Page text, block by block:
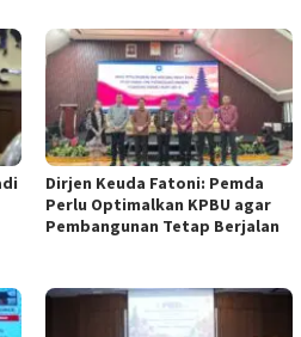
Dirjen Keuda Fatoni: Pemda
Perlu Optimalkan KPBU agar
Pembangunan Tetap Berjalan